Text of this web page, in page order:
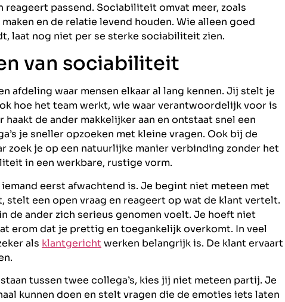
passend. Sociabiliteit omvat meer, zoals
en de relatie levend houden. Wie alleen goed
laat nog niet per se sterke sociabiliteit zien.
van sociabiliteit
afdeling waar mensen elkaar al lang kennen. Jij stelt je
hoe het team werkt, wie waar verantwoordelijk voor is
de ander makkelijker aan en ontstaat snel een
je sneller opzoeken met kleine vragen. Ook bij de
zoek je op een natuurlijke manier verbinding zonder het
in een werkbare, rustige vorm.
eerst afwachtend is. Je begint niet meteen met
stelt een open vraag en reageert op wat de klant vertelt.
de ander zich serieus genomen voelt. Je hoeft niet
erom dat je prettig en toegankelijk overkomt. In veel
als klantgericht werken belangrijk is. De klant ervaart
tussen twee collega’s, kies jij niet meteen partij. Je
kunnen doen en stelt vragen die de emoties iets laten